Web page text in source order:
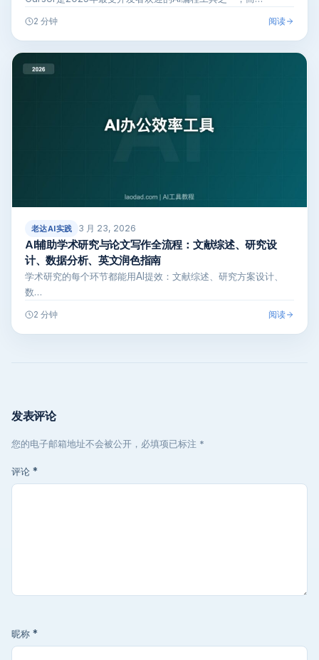
2 分钟 阅读
老达AI实践 3 月 23, 2026
AI辅助学术研究与论文写作全流程：文献综述、研究设
计、数据分析、英文润色指南
学术研究的每个环节都能用AI提效：文献综述、研究方案设计、
数…
2 分钟 阅读
发表评论
您的电子邮箱地址不会被公开，必填项已标注 *
评论 *
昵称 *